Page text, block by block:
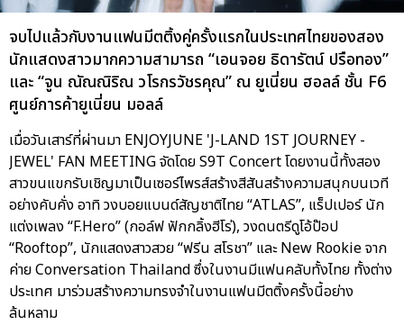
จบไปแล้วกับงานแฟนมีตติ้งคู่ครั้งแรกในประเทศไทยของสอง
นักแสดงสาวมากความสามารถ “เอนจอย ธิดารัตน์ ปรือทอง”
และ “จูน ณัณณิริณ วโรกรวัชรคุณ” ณ ยูเนี่ยน ฮอลล์ ชั้น F6
ศูนย์การค้ายูเนี่ยน มอลล์
เมื่อวันเสาร์ที่ผ่านมา ENJOYJUNE 'J-LAND 1ST JOURNEY -
JEWEL' FAN MEETING จัดโดย S9T Concert โดยงานนี้ทั้งสอง
สาวขนแขกรับเชิญมาเป็นเซอร์ไพรส์สร้างสีสันสร้างความสนุกบนเวที
อย่างคับคั่ง อาทิ วงบอยแบนด์สัญชาติไทย “ATLAS”, แร็ปเปอร์ นัก
แต่งเพลง “F.Hero” (กอล์ฟ ฟักกลิ้งฮีโร่), วงดนตรีดูโอ้ป๊อป
“Rooftop”, นักแสดงสาวสวย “ฟรีน สโรชา” และ New Rookie จาก
ค่าย Conversation Thailand ซึ่งในงานมีแฟนคลับทั้งไทย ทั้งต่าง
ประเทศ มาร่วมสร้างความทรงจำในงานแฟนมีตติ้งครั้งนี้อย่าง
ล้นหลาม